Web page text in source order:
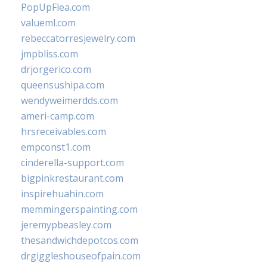
PopUpFlea.com
valueml.com
rebeccatorresjewelry.com
jmpbliss.com
drjorgerico.com
queensushipa.com
wendyweimerdds.com
ameri-camp.com
hrsreceivables.com
empconst1.com
cinderella-support.com
bigpinkrestaurant.com
inspirehuahin.com
memmingerspainting.com
jeremypbeasley.com
thesandwichdepotcos.com
drgiggleshouseofpain.com